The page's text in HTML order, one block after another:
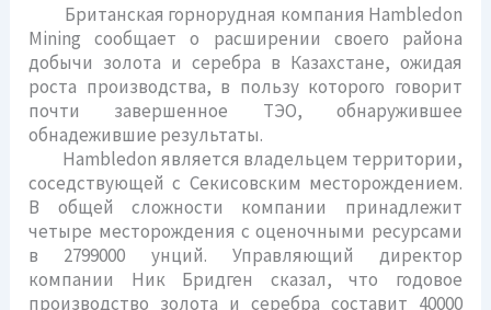
Британская горнорудная компания Hambledon
Mining сообщает о расширении своего района
добычи золота и серебра в Казахстане, ожидая
роста производства, в пользу которого говорит
почти завершенное ТЭО, обнаружившее
обнадежившие результаты.
Hambledon является владельцем территории,
соседствующей с Секисовским месторождением.
В общей сложности компании принадлежит
четыре месторождения с оценочными ресурсами
в 2799000 унций. Управляющий директор
компании Ник Бридген сказал, что годовое
производство золота и серебра составит 40000